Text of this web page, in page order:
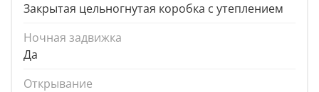
Закрытая цельногнутая коробка с утеплением
Ночная задвижка
Да
Открывание